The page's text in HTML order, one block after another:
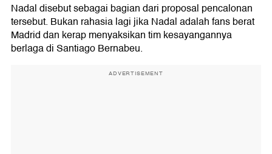
Nadal disebut sebagai bagian dari proposal pencalonan
tersebut. Bukan rahasia lagi jika Nadal adalah fans berat
Madrid dan kerap menyaksikan tim kesayangannya
berlaga di Santiago Bernabeu.
ADVERTISEMENT